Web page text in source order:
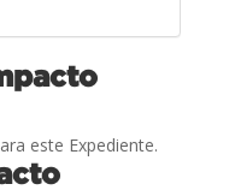
este Expediente.